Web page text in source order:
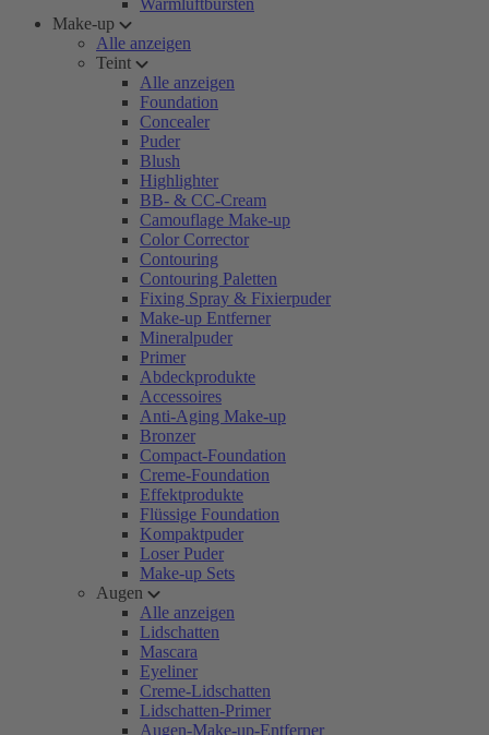
Warmluftbürsten
Make-up
Alle anzeigen
Teint
Alle anzeigen
Foundation
Concealer
Puder
Blush
Highlighter
BB- & CC-Cream
Camouflage Make-up
Color Corrector
Contouring
Contouring Paletten
Fixing Spray & Fixierpuder
Make-up Entferner
Mineralpuder
Primer
Abdeckprodukte
Accessoires
Anti-Aging Make-up
Bronzer
Compact-Foundation
Creme-Foundation
Effektprodukte
Flüssige Foundation
Kompaktpuder
Loser Puder
Make-up Sets
Augen
Alle anzeigen
Lidschatten
Mascara
Eyeliner
Creme-Lidschatten
Lidschatten-Primer
Augen-Make-up-Entferner